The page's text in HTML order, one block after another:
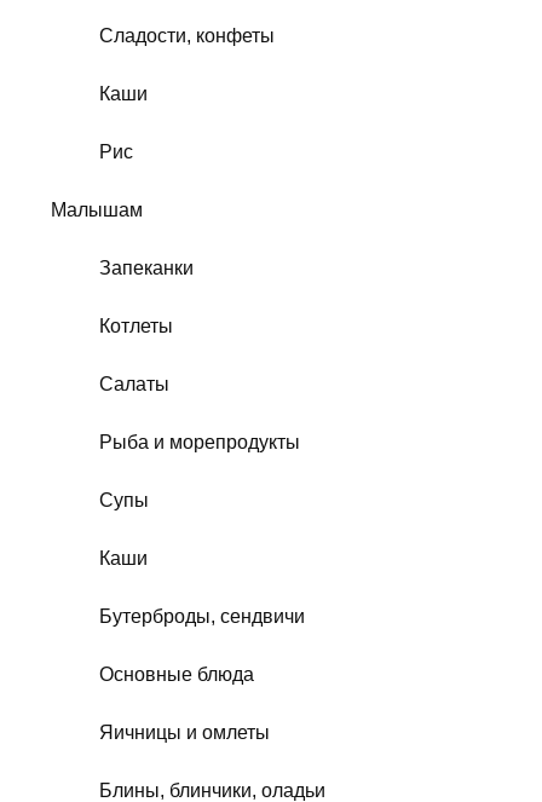
Сладости, конфеты
Каши
Рис
Малышам
Запеканки
Котлеты
Салаты
Рыба и морепродукты
Супы
Каши
Бутерброды, сендвичи
Основные блюда
Яичницы и омлеты
Блины, блинчики, оладьи